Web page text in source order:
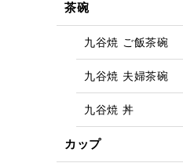
茶碗
九谷焼 ご飯茶碗
九谷焼 夫婦茶碗
九谷焼 丼
カップ